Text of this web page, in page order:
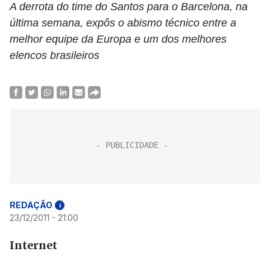
A derrota do time do Santos para o Barcelona, na
última semana, expôs o abismo técnico entre a
melhor equipe da Europa e um dos melhores
elencos brasileiros
REDAÇÃO i
23/12/2011 - 21:00
Internet